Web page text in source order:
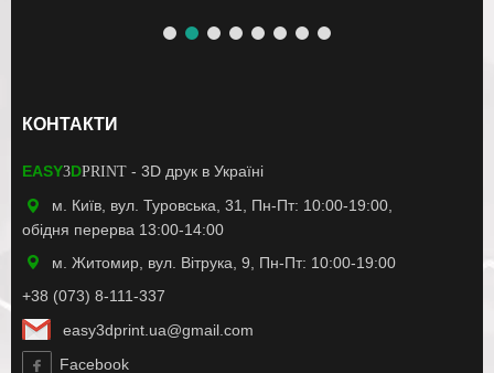
КОНТАКТИ
EASY3DPRINT - 3D друк в Україні
м. Київ, вул. Туровська, 31, Пн-Пт: 10:00-19:00,
обідня перерва 13:00-14:00
м. Житомир, вул. Вітрука, 9, Пн-Пт: 10:00-19:00
+38 (073) 8-111-337
easy3dprint.ua@gmail.com
Facebook